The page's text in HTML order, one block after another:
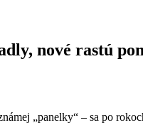
nové rastú
„panelky“ – sa po